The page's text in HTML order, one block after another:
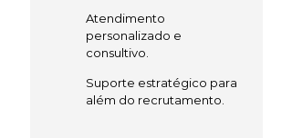
Atendimento
personalizado e
consultivo.
Suporte estratégico para
além do recrutamento.